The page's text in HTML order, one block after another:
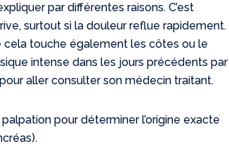
par différentes raisons. C’est
surtout si la douleur reflue rapidement.
cela touche également les côtes ou le
intense dans les jours précédents par
aller consulter son médecin traitant.
pour déterminer l’origine exacte